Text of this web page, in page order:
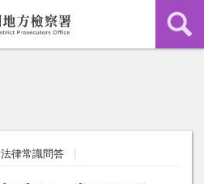
法律常識問答